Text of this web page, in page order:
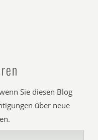
Sie diesen Blog
über neue